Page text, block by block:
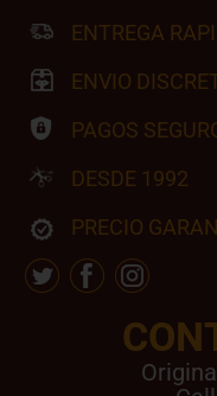
ENTREGA
ENVIO
PAGOS
DESDE 1992
PRECIO